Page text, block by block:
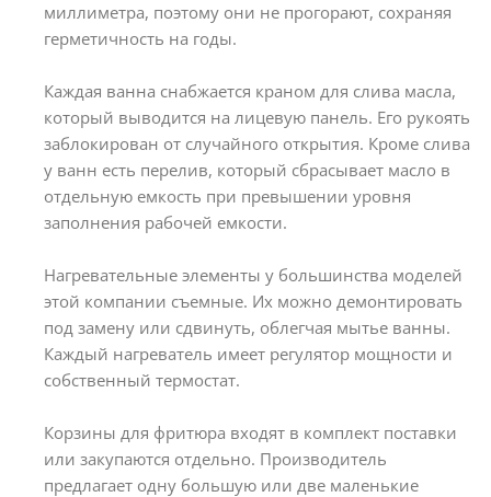
миллиметра, поэтому они не прогорают, сохраняя
герметичность на годы.
Каждая ванна снабжается краном для слива масла,
который выводится на лицевую панель. Его рукоять
заблокирован от случайного открытия. Кроме слива
у ванн есть перелив, который сбрасывает масло в
отдельную емкость при превышении уровня
заполнения рабочей емкости.
Нагревательные элементы у большинства моделей
этой компании съемные. Их можно демонтировать
под замену или сдвинуть, облегчая мытье ванны.
Каждый нагреватель имеет регулятор мощности и
собственный термостат.
Корзины для фритюра входят в комплект поставки
или закупаются отдельно. Производитель
предлагает одну большую или две маленькие